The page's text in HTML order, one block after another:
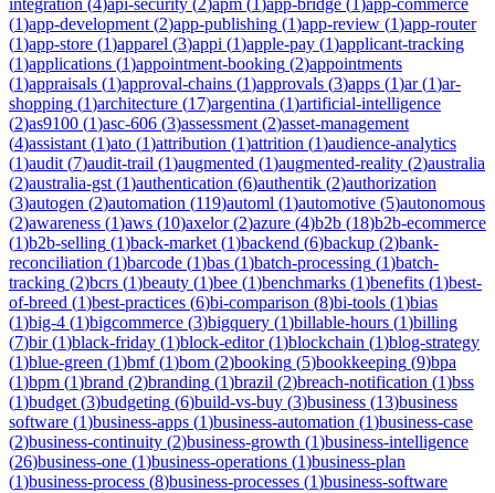
(1)app-development (2)app-publishing (1)app-review (1)app-router
(1)app-store (1)apparel (3)appi (1)apple-pay (1)applicant-tracking
(1)applications (1)appointment-booking (2)appointments
(1)appraisals (1)approval-chains (1)approvals (3)apps (1)ar(1)ar-
shopping (1)architecture (17)argentina (1)artificial-intelligence
(2)as9100 (1)asc-606 (3)assessment (2)asset-management
(4)assistant (1)ato (1)attribution (1)attrition (1)audience-analytics
(1)audit (7)audit-trail (1)augmented (1)augmented-reality (2)australia
(2)australia-gst (1)authentication (6)authentik (2)authorization
(3)autogen (2)automation (119)automl (1)automotive (5)autonomous
(2)awareness (1)aws (10)axelor(2)azure (4)b2b (18)b2b-ecommerce
(1)b2b-selling (1)back-market (1)backend (6)backup (2)bank-
reconciliation (1)barcode (1)bas (1)batch-processing (1)batch-
tracking (2)bcrs (1)beauty (1)bee (1)benchmarks (1)benefits (1)best-
of-breed (1)best-practices (6)bi-comparison (8)bi-tools (1)bias
(1)big-4 (1)bigcommerce (3)bigquery (1)billable-hours (1)billing
(7)bir(1)black-friday (1)block-editor(1)blockchain (1)blog-strategy
(1)blue-green (1)bmf(1)bom (2)booking (5)bookkeeping (9)bpa
(1)bpm (1)brand (2)branding (1)brazil (2)breach-notification (1)bss
(1)budget (3)budgeting (6)build-vs-buy (3)business (13)business
software (1)business-apps (1)business-automation (1)business-case
(2)business-continuity (2)business-growth (1)business-intelligence
(26)business-one (1)business-operations (1)business-plan
(1)business-process (8)business-processes (1)business-software